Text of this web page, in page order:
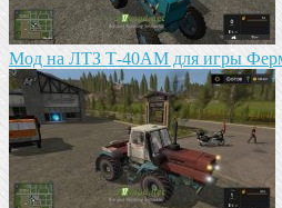
Мод на ЛТЗ Т-40АМ для игры